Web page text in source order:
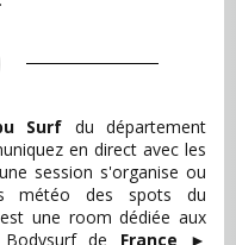
Surf du département
en direct avec les
session s'organise ou
météo des spots du
est une room dédiée aux
de France ►